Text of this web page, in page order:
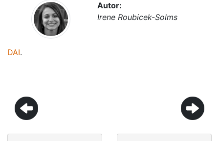
Autor:
Irene Roubicek-Solms
DAI.